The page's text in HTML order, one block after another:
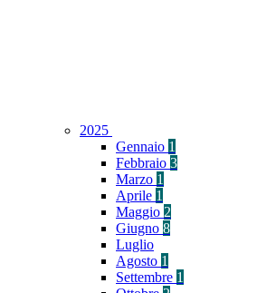
2025
Gennaio 1
Febbraio 3
Marzo 1
Aprile 1
Maggio 2
Giugno 8
Luglio
Agosto 1
Settembre 1